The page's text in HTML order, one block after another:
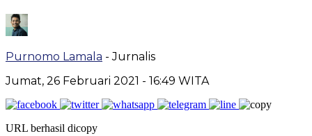
Purnomo Lamala - Jurnalis
Jumat, 26 Februari 2021 - 16:49 WITA
URL berhasil dicopy